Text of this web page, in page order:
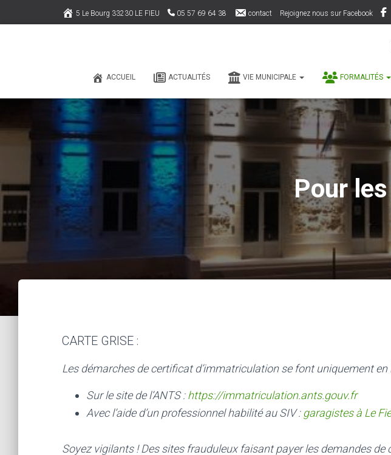
5 Le Bourg 33230 LE FIEU 05 57 69 64 38 contact Rejoignez nous sur Facebook
ACCUEIL ACTUALITÉS VIE MUNICIPALE FORMALITÉS
Pour
CARTE GRISE :
Les démarches de certificat d’immatriculation se font uniquement
Sur le site de l’ANTS :https://immatriculation.ants.gouv.fr
Avec l’aide d’un professionnel habilité au SIV : garagistes à Le
Soyez vigilants ! Des sites frauduleux faisant payer les demandes